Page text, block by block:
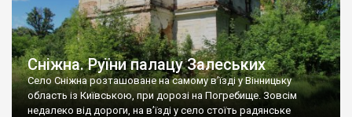
Сніжна. Руїни палацу Залеських
Село Сніжна розташоване на самому в’їзді у Вінницьку
область із Київською, при дорозі на Погребище. Зовсім
недалеко від дороги, на в’їзді у село стоїть радянське